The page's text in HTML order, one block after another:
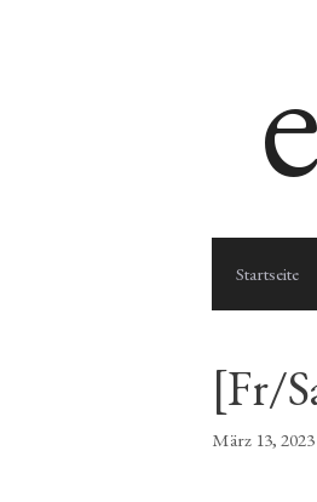
Startseite
[Fr/
März 13, 2023